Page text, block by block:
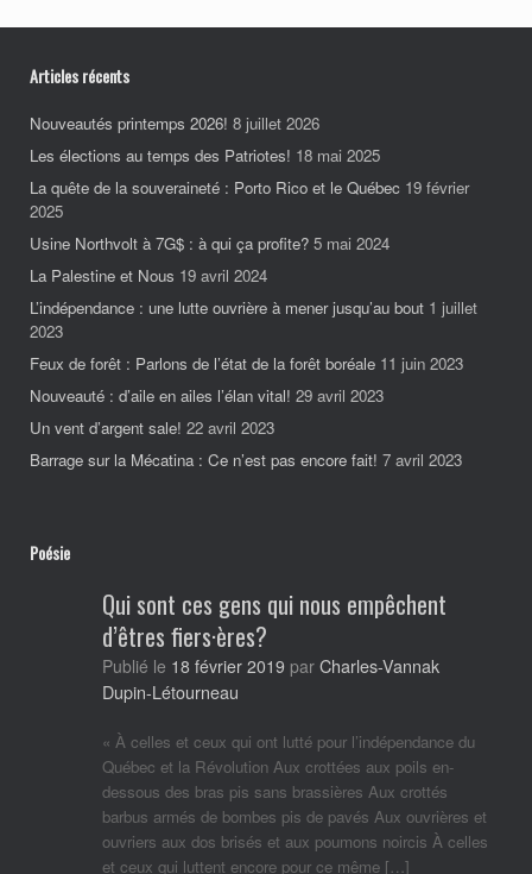
Articles récents
Nouveautés printemps 2026! 8 juillet 2026
Les élections au temps des Patriotes! 18 mai 2025
La quête de la souveraineté : Porto Rico et le Québec 19 février
2025
Usine Northvolt à 7G$ : à qui ça profite? 5 mai 2024
La Palestine et Nous 19 avril 2024
L’indépendance : une lutte ouvrière à mener jusqu’au bout 1 juillet
2023
Feux de forêt : Parlons de l’état de la forêt boréale 11 juin 2023
Nouveauté : d’aile en ailes l’élan vital! 29 avril 2023
Un vent d’argent sale! 22 avril 2023
Barrage sur la Mécatina : Ce n’est pas encore fait! 7 avril 2023
Poésie
Qui sont ces gens qui nous empêchent
d’êtres fiers·ères?
Publié le 18 février 2019 par Charles-Vannak
Dupin-Létourneau
« À celles et ceux qui ont lutté pour l’indépendance du
Québec et la Révolution Aux crottées aux poils en-
dessous des bras pis sans brassières Aux crottés
barbus armés de bombes pis de pavés Aux ouvrières et
ouvriers aux dos brisés et aux poumons noircis À celles
et ceux qui luttent encore pour ce même […]